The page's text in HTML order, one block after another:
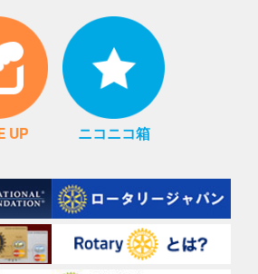
UP ニコニコ箱